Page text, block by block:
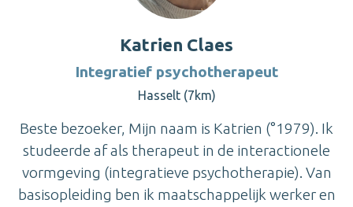
Katrien Claes
Integratief psychotherapeut
Hasselt (7km)
Beste bezoeker, Mijn naam is Katrien (°1979). Ik
studeerde af als therapeut in de interactionele
vormgeving (integratieve psychotherapie). Van
basisopleiding ben ik maatschappelijk werker en